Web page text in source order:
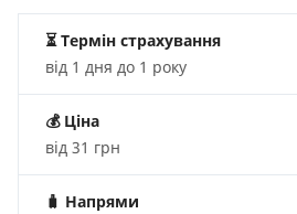
⏳ Термін страхування
від 1 дня до 1 року
💰 Ціна
від 31 грн
🧳 Напрями